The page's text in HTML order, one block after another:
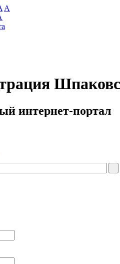
A
интернет-портал